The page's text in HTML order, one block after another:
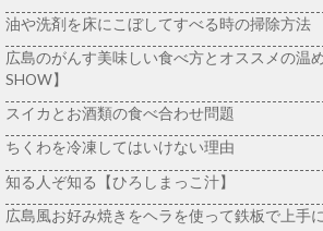
油や洗剤を床にこぼしてすべる時の掃除方法
広島のがんす美味しい食べ方とオススメの温
SHOW】
スイカとお酒類の食べ合わせ問題
ちくわを冷凍してはいけない理由
知る人ぞ知る【ひろしまっこ汁】
広島風お好み焼きをヘラを使って鉄板で上手